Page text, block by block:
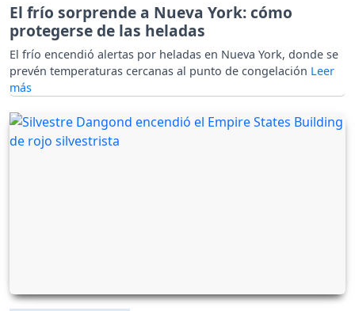
El frío sorprende a Nueva York: cómo
protegerse de las heladas
El frío encendió alertas por heladas en Nueva York, donde se
prevén temperaturas cercanas al punto de congelación